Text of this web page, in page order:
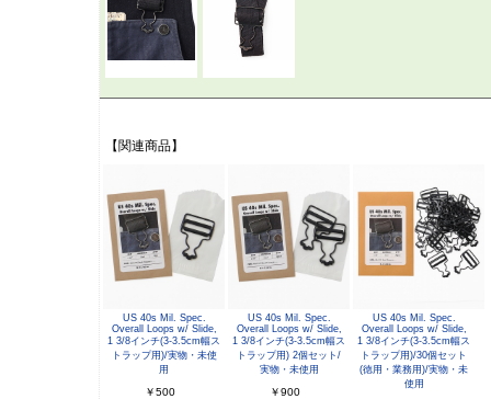
【関連商品】
US 40s Mil. Spec.
Overall Loops w/ Slide,
1 3/8インチ(3-3.5cm幅ス
トラップ用)/実物・未使
用
￥500
US 40s Mil. Spec.
Overall Loops w/ Slide,
1 3/8インチ(3-3.5cm幅ス
トラップ用) 2個セット/
実物・未使用
￥900
US 40s Mil. Spec.
Overall Loops w/ Slide,
1 3/8インチ(3-3.5cm幅ス
トラップ用)/30個セット
(徳用・業務用)/実物・未
使用